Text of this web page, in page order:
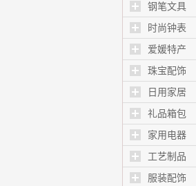
钢笔文具
时尚钟表
爱媛特产
珠宝配饰
日用家居
礼品箱包
家用电器
工艺制品
服装配饰